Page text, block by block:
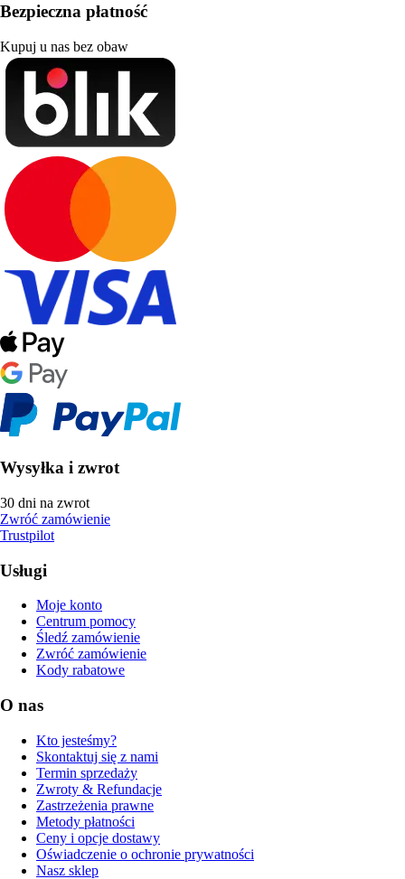
Bezpieczna płatność
Kupuj u nas bez obaw
Wysyłka i zwrot
30 dni na zwrot
Zwróć zamówienie
Trustpilot
Usługi
Moje konto
Centrum pomocy
Śledź zamówienie
Zwróć zamówienie
Kody rabatowe
O nas
Kto jesteśmy?
Skontaktuj się z nami
Termin sprzedaży
Zwroty & Refundacje
Zastrzeżenia prawne
Metody płatności
Ceny i opcje dostawy
Oświadczenie o ochronie prywatności
Nasz sklep